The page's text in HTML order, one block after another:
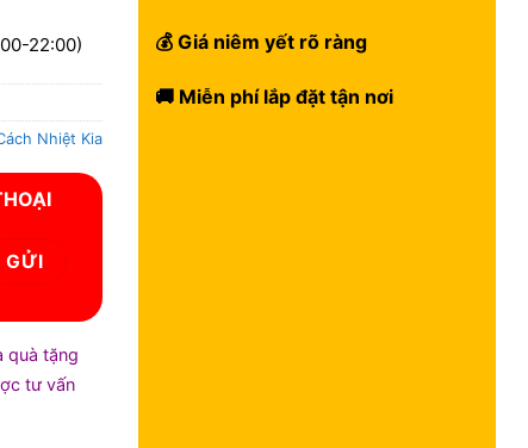
22:00)
Nhiệt Kia
quà tặng
tư vấn
💰 Giá niêm yết rõ ràng
🚚 Miễn phí lắp đặt tận nơi